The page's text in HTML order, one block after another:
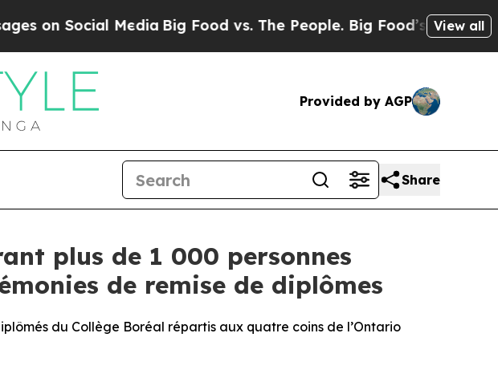
Media Big Food vs. The People. Big Food’s 239 Lawsuits Against
View all
Provided by AGP
Share
plus de 1 000 personnes
de remise de diplômes
du Collège Boréal répartis aux quatre coins de l’Ontario